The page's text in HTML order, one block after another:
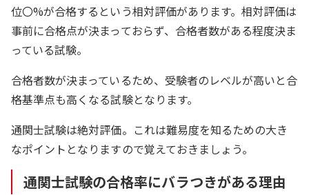
位〇%が合格するという相対評価があります。相対評価は
事前に合格点が決まっておらず、合格者数がある程度決ま
っている試験。
合格者数が決まっているため、受験者のレベルが高いと合
格基準点も高くなる試験となります。
通関士試験は絶対評価。これは難易度を知るための大き
なポイントとなりますので覚えておきましょう。
通関士試験の合格率にバラつきがある理由